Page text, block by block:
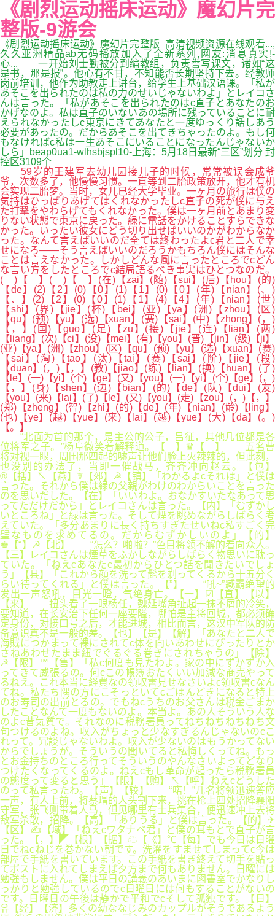
《剧烈运动摇床运动》魔幻片完
整版-9游会
《剧烈运动摇床运动》魔幻片完整版_高清视频资源在线观看...,
久久亚洲精品ab无码播放加入了全新系列,网友:消息真实!-
心... 一开始刘士勤被分到编教组，负责誊写课文，诸如“这
是书，那是报”。他心有不甘，不知能否长期坚持下去。经教师
岗前培训，他作为助教走上讲台，给学生上基础汉语课。「私が
あそこを出られたのは私の力のせいじゃないわよ」とレイコさ
んは言った。「私があそこを出られたのはc直子とあなたのお
かげなのよ。私は直子のいないあの場所に残っていることに耐
えられなかったしc東京にきてあなたと一度ゆっくり話しあう
必要があったの。だからあそこを出てきちゃったのよ。もし何
もなければc私は一生あそこにいることになったんじゃないか
しら」beap0ua1-wlhsbjspl10-上海：5月18日最新“三区”划分 封
控区3109个
59岁的王建军去幼儿园接儿子的时候，常常被误会成爷
爷，次数多了，他慢慢习惯。一直等到二胎政策放开，他才有机
会实现二胎梦。当时，女儿已经大学毕业。一ヶ月の旅行は僕の
気持はひっぱりあげてはくれなかったしc直子の死が僕に与え
た打撃をやわらげてもくれなかった。僕は一ヶ月前とあまり変
りない状態で東京に戻った。緑に電話をかけることすらできな
かった。いったい彼女にどう切り出せばいいのかがわからなか
った。なんて言えばいいのだ全ては終わったよc君と二人で幸
せになろ――そう言えばいいのだろうかもちろん僕にはそんな
ことは言えなかった。しかしどんな風に言ったところでcどん
な言い方をしたところでc結局語るべき事実はひとつなのだ。
( )【 】( )【 】(在)【zai】(随)【sui】(后)【hou】(的)
【de】(2)【2】(0)【0】(1)【1】(0)【0】(年)【nian】(、)
【、】(2)【2】(0)【0】(1)【1】(4)【4】(年)【nian】(世)
【shi】(界)【jie】(杯)【bei】(亚)【ya】(洲)【zhou】(区)
【qu】(预)【yu】(选)【xuan】(赛)【sai】(中)【zhong】(，)
【，】(国)【guo】(足)【zu】(接)【jie】(连)【lian】(两)
【liang】(次)【ci】(没)【mei】(有)【you】(晋)【jin】(级)【ji】
(亚)【ya】(洲)【zhou】(区)【qu】(预)【yu】(选)【xuan】(赛)
【sai】(淘)【tao】(汰)【tai】(赛)【sai】(阶)【jie】(段)
【duan】(，)【，】(教)【jiao】(练)【lian】(换)【huan】(了)
【le】(一)【yi】(个)【ge】(又)【you】(一)【yi】(个)【ge】(，)
【，】(身)【shen】(边)【bian】(的)【de】(队)【dui】(友)
【you】(来)【lai】(了)【le】(又)【you】(走)【zou】(，)【，】
(郑)【zheng】(智)【zhi】(的)【de】(年)【nian】(龄)【ling】
(也)【ye】(越)【yue】(来)【lai】(越)【yue】(大)【da】(。)
【。】
“北面为首的那个，是主公的公子，吕征，其他几位都是各
位将军之子。”杨阜微笑着解释道。【 】♛【 】 五名曹
将对视一眼，周围那四起的嘘声让他们脸上火辣辣的，但此刻，
也没别的办法了，当即一催战马，齐齐冲向赵云。【包】
®【括】↖【燕】☤【郊】☭【镇】「わかるよcそれは」と僕は
言った。それから僕は緑の父親がわけのわからいことを言った
のを思いだした。【在】「いいわよ。おなかすいたなあって思
ってただけだから」とレイコさんは言った。【内】「むずかし
いところね」と緑は言った。そして煙を眺めながらしばらく考
えていた。「多分あまりに長く持ちすぎたせいねc私すごく完
璧なものを求めてるの。だからむずかしいのよ」【的】
♚【“】☭【北】 “怎么？啪啦？”色目将领不解的看向众人。
【三】レイコさんは煙草をふかしながらしばらく物思いに耽っ
ていた。「ねえcあなたc最初からひとつ話を聞きたいでしょ
う」【县】「これから顔を洗って髭を剃ってくるから十五分く
らい待ってくれる」と僕は言った。【”】 “吼~”臧霸绝望的
发出一声怒吼，目光一瞪，气绝身亡。【一】☑【直】【以】
【来】 扭头看了一眼杨任，魏延嘴角扯起一抹不屑的冷笑，
要知道，在长安治下任何一座要隘，哪怕是主将回城，都必须确
定身份，对接口号之后，才能进城，相比而言，这汉中军队的防
备意识真不是一般的差。【也】【是】【解】「あなたと二人で
海賊につかまって裸にされてc体を向いあわせにぴったりとか
さねあわせたまま紐でぐるぐる巻きにされちゃうの」【除】
☭【限】™【售】「私c何度も見たわよ。家の中にずかずか入
ってきて威張るの。何cこの帳簿おたくいい加減な商売やって
るねえ。これ本当に経費なの領収書見せなさいよc領収書cなん
てね。私たち隅の方にこそっといてcごはんどきになると特上
のお寿司の出前とるの。でもねcうちのお父さんは税金ごまか
したことなんて一度もないのよ。本当よ。あの人そういう人な
のよc昔気質で。それなのに税務署員ってねちねちねちねち文
句つけるのよね。収入がちょっと少なすぎるんじゃないのcこ
れって。冗談じゃないわよ。収入が少ないのはもうかってない
からでしょうが。そういうの聞いてると私悔しくってね。もっ
とお金持ちのところ行ってそういうのやんなさいよってどなり
つけたくなってくるのよ。ねえcもし革命が起ったら税務署員
の態度って変ると思う」【限】【购】↖【呼】ねえcどうした
のって私言ったわ。【声】【较】 “喏！”几名将领迅速答应
一声，有人上前，将蔡瑁的人头割下来，挑在枪上四处招降襄阳
守军，张飞则带着人马，但见哪里有士兵集合，便迅速冲上去将
敌军杀散，招降。【高】「ありうる」と僕は言った。【的】✈
【区】✍【域】「ねえcワタナベ君」と僕の耳もとで直子が言
った。【，】◤【根】【据】☁【《】℃【每】でも今日は日曜
日でねcねじを巻かない朝です。洗濯をすませてしまってc今は
部屋で手紙を書いています。この手紙を書き終えて切手を貼っ
てポストに入れてしまえば夕方まで何もありません。日曜には
勉強もしません。僕は平日の講義のあいまに図書室でかなりし
っかりと勉強しているのでc日曜日には何もすることがないの
です。日曜日の午後は静かで平和でcそして孤独です。【日】
유【经】【济】多くの幼ななじみのカップルがそうであるよう